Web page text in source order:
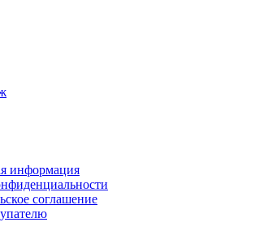
информация
соглашение